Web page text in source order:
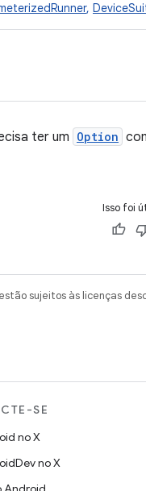
,
ter um Option
Isso foi
sujeitos às licenças
SE
no X
no X